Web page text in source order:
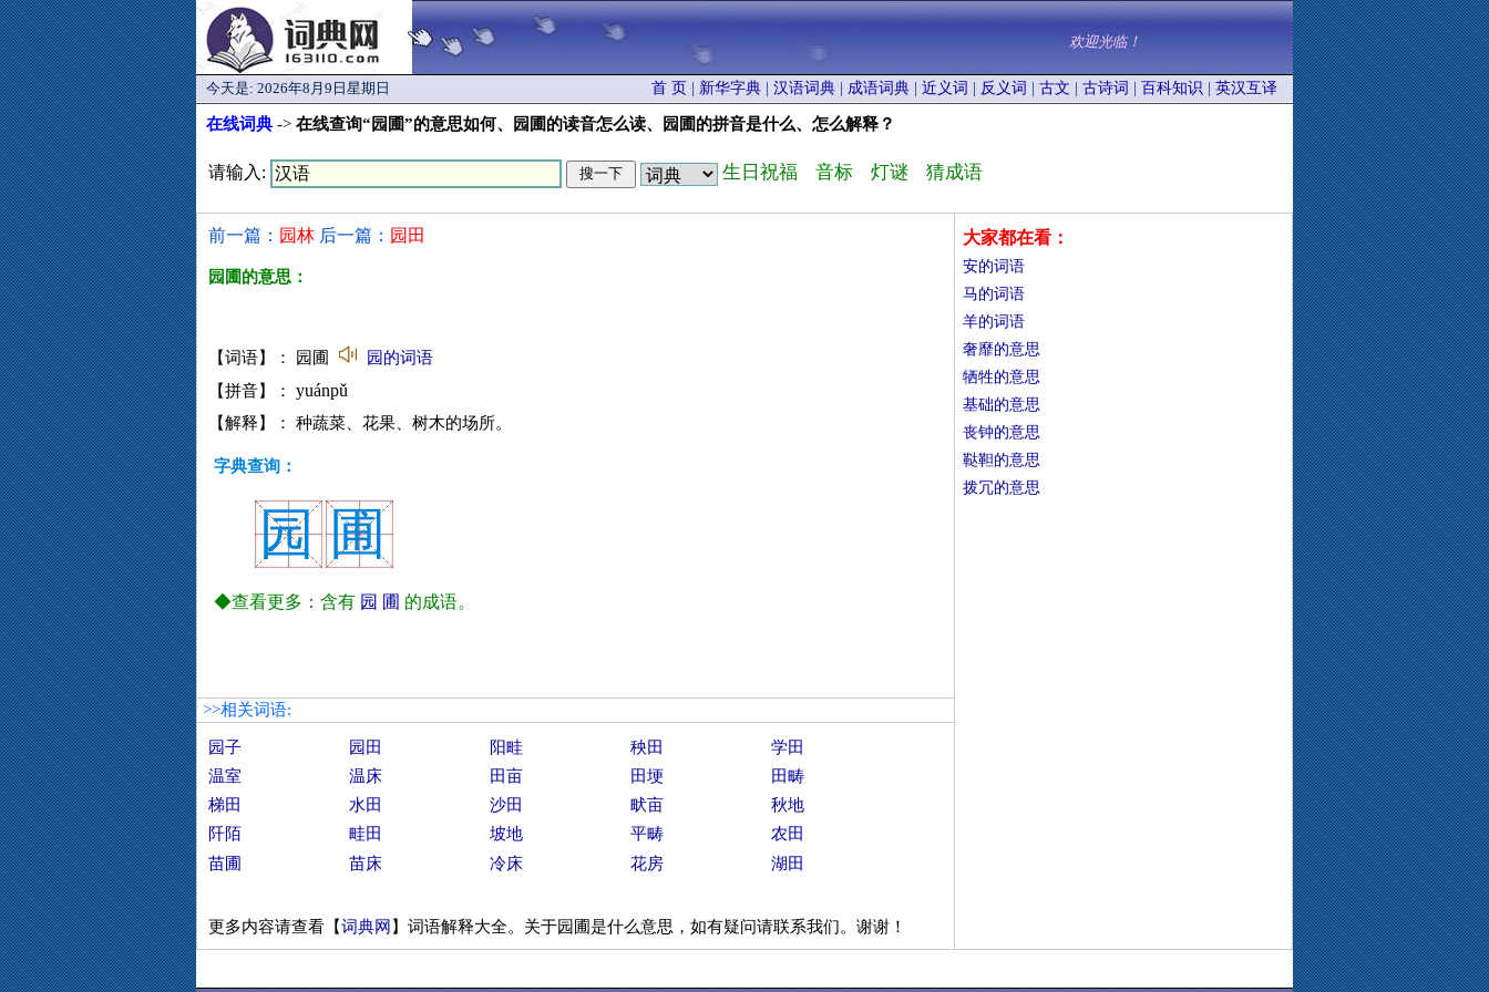
欢迎光临！
今天是: 2026年8月9日星期日 首 页 新华字典 汉语词典 成语词典 近义词 反义词 古文 古诗词 百科知识 英汉互译
在线词典 -> 在线查询“园圃”的意思如何、园圃的读音怎么读、园圃的拼音是什么、怎么解释？
请输入: 生日祝福 音标 灯谜 猜成语
前一篇： 园林 后一篇： 园田
园圃的意思：
【词语】： 园圃
园的词语
【拼音】： yuánpǔ
【解释】： 种蔬菜、花果、树木的场所。
字典查询：
园 圃
◆查看更多：含有 园 圃 的成语。
大家都在看：
安的词语
马的词语
羊的词语
奢靡的意思
牺牲的意思
基础的意思
丧钟的意思
鞑靼的意思
拨冗的意思
>>相关词语:
园子 园田 阳畦 秧田
学田
温室
温床 田亩 田埂
田畴
梯田
水田 沙田 畎亩
秋地
阡陌
畦田 坡地 平畴
农田
苗圃
苗床 冷床 花房 湖田
更多内容请查看【词典网 】词语解释大全。关于园圃是什么意思，如有疑问请联系我们。谢谢！